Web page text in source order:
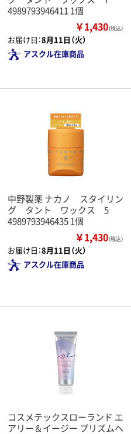
4989793946411 1個
￥1,430（税込）
お届け日：8月11日（火）
アスクル在庫商品
中野製薬 ナカノ スタイリン
グ タント ワックス 5
4989793946435 1個
￥1,430（税込）
お届け日：8月11日（火）
アスクル在庫商品
コスメテックスローランド エ
アリー＆イージー プリズムヘ